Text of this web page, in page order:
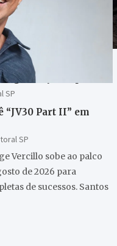
especial
SP
Part II” em
SP
Vercillo sobe ao palco
de 2026 para
de sucessos. Santos